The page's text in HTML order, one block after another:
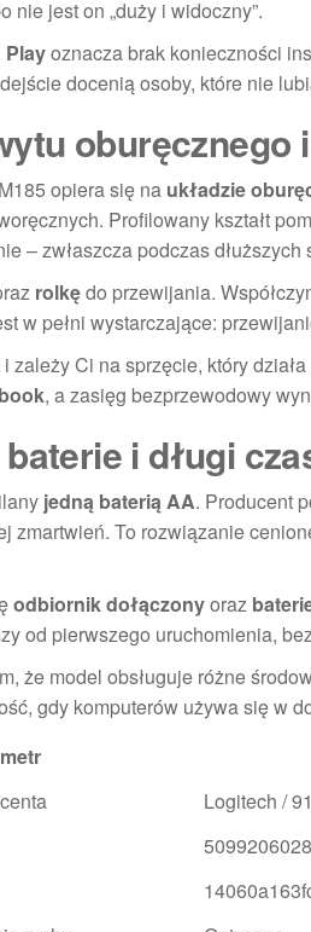
nie jest on „duży i widoczny”.
Playoznacza brak konieczności
docenią osoby, które nie
oburęcznego
opiera się na układzie
Profilowany kształt
– zwłaszcza podczas dłuższych
rolkędo przewijania.
w pełni wystarczające:
zależy Ci na sprzęcie, który
, a zasięg bezprzewodowy
i długi
jedną baterią AA. Producent
zmartwień. To rozwiązanie
odbiornik dołączonyoraz
od pierwszego uruchomienia,
że model obsługuje różne
gdy komputerów używa się w
Logitech /